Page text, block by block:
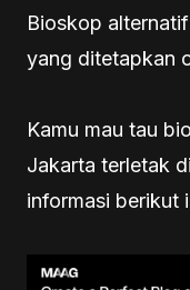
Bioskop
yang ditetapkan
Kamu mau tau
Jakarta terletak
informasi berikut